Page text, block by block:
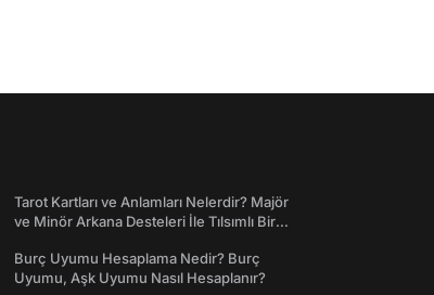
Tarot Kartları ve Anlamları Nelerdir? Majör
ve Minör Arkana Desteleri İle Tılsımlı Bir
Burç Uyumu Hesaplama Nedir? Burç
Uyumu, Aşk Uyumu Nasıl Hesaplanır?